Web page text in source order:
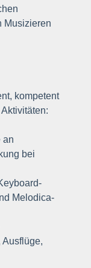
Musizieren
kompetent
an
bei
Melodica-
Ausflüge,